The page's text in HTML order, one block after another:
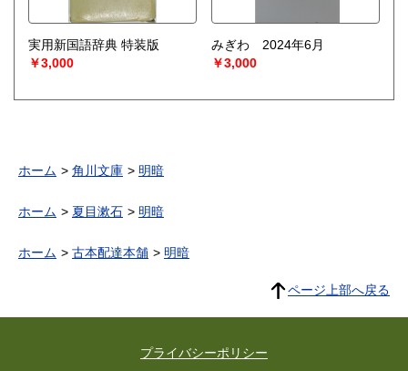
実用新国語辞典 特装版
￥3,000
みぎわ 2024年6月
￥3,000
ホーム 角川文庫 明暗
ホーム 夏目漱石 明暗
ホーム 古本配達本舗 明暗
ページ上部へ戻る
プライバシーポリシー